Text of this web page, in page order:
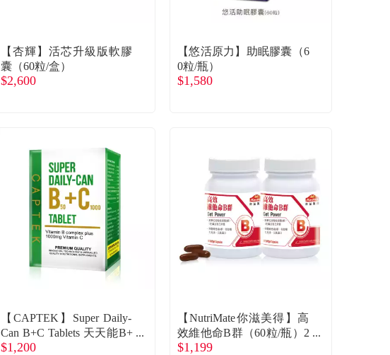
【杏輝】活芯升級版軟膠
囊（60粒/盒）
$2,600
【悠活原力】助眠膠囊（6
0粒/瓶）
$1,580
【CAPTEK】Super Daily-
Can B+C Tablets 天天能B+
C錠（50錠/瓶）
$1,200
【NutriMate你滋美得】高
效維他命B群（60粒/瓶）2
入組 廠商直送
$1,199